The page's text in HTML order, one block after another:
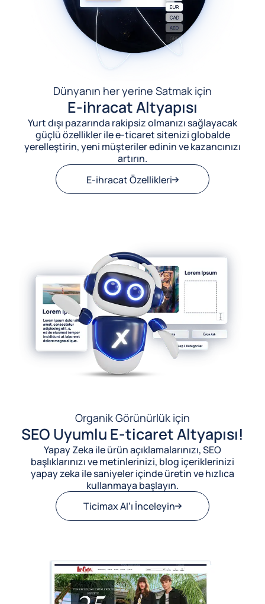
Dünyanın her yerine Satmak için
E-ihracat Altyapısı
Yurt dışı pazarında rakipsiz olmanızı sağlayacak
güçlü özellikler ile e-ticaret sitenizi globalde
yerelleştirin, yeni müşteriler edinin ve kazancınızı
artırın.
E-ihracat Özellikleri
Organik Görünürlük için
SEO Uyumlu E-ticaret Altyapısı!
Yapay Zeka ile ürün açıklamalarınızı, SEO
başlıklarınızı ve metinlerinizi, blog içeriklerinizi
yapay zeka ile saniyeler içinde üretin ve hızlıca
kullanmaya başlayın.
Ticimax AI’ı İnceleyin